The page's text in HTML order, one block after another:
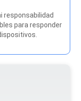
responsabilidad
para responder